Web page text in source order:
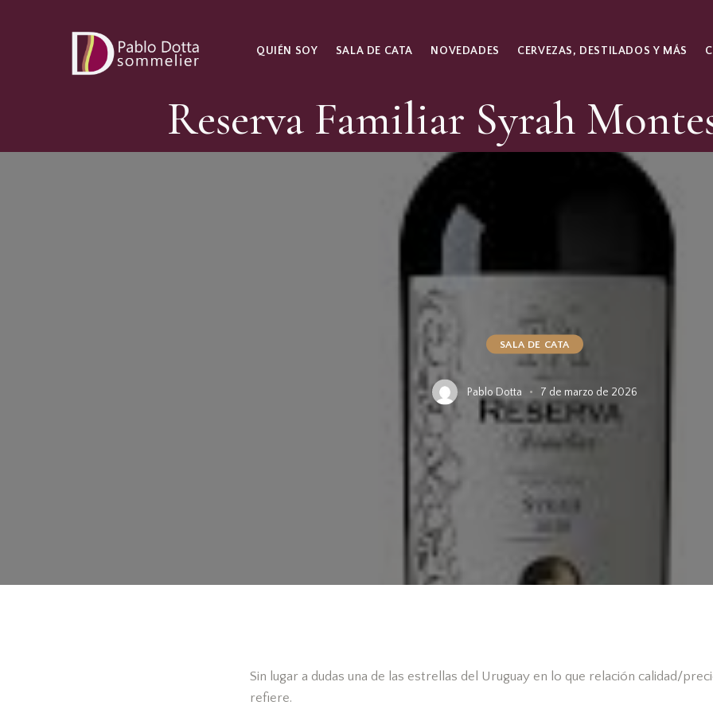
QUIÉN SOY SALA DE CATA NOVEDADES CERVEZAS, DESTILADOS Y MÁS
Reserva Familiar Syrah
SALA DE CATA
Pablo Dotta 7 de marzo de 2026
Sin lugar a dudas una de las estrellas del Uruguay en lo que relación calidad/
refiere.